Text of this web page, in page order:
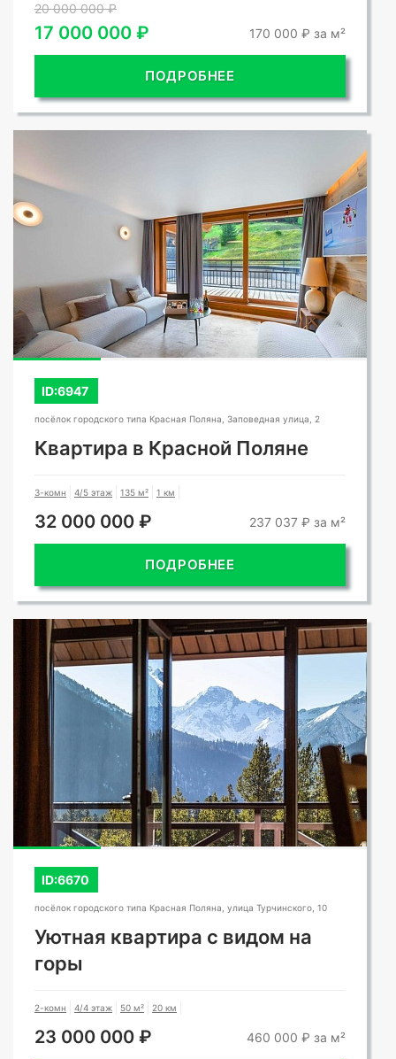
20 000 000 ₽
17 000 000 ₽ 170 000 ₽ за м²
ПОДРОБНЕЕ
СМОТРЕТЬ ВСЕ ФОТО
ID:6947
посёлок городского типа Красная Поляна, Заповедная улица, 2
Квартира в Красной Поляне
3-комн 4/5 этаж 135 м² 1 км
32 000 000 ₽ 237 037 ₽ за м²
ПОДРОБНЕЕ
СМОТРЕТЬ ВСЕ ФОТО
ID:6670
посёлок городского типа Красная Поляна, улица Турчинского, 10
Уютная квартира с видом на
горы
2-комн 4/4 этаж 50 м² 20 км
23 000 000 ₽ 460 000 ₽ за м²